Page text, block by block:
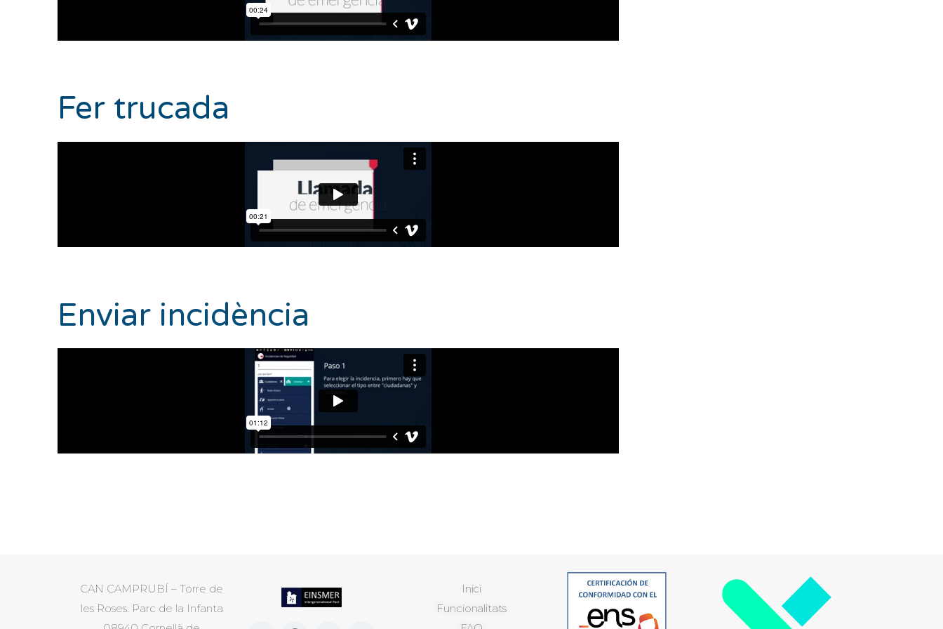
Fer trucada
Enviar incidència
CAN CAMPRUBÍ – Torre de
les Roses. Parc de la Infanta
Inici
Funcionalitats